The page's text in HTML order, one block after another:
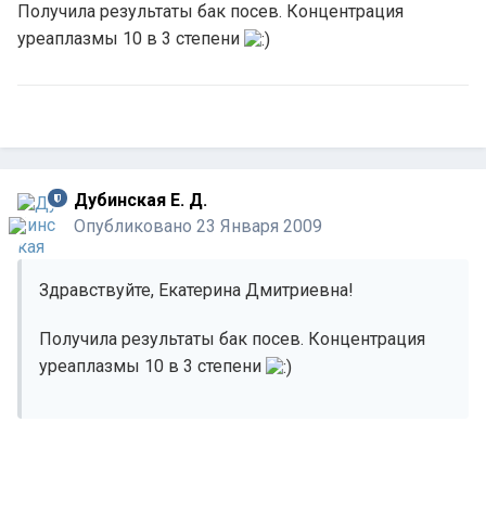
Получила результаты бак посев. Концентрация
уреаплазмы 10 в 3 степени
Дубинская Е. Д.
Опубликовано 23 Января 2009
Здравствуйте, Екатерина Дмитриевна!
Получила результаты бак посев. Концентрация
уреаплазмы 10 в 3 степени